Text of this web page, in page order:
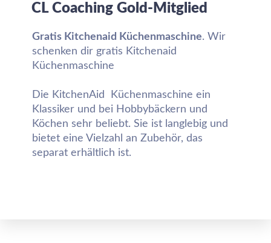
CL Coaching Gold-Mitglied
Gratis Kitchenaid Küchenmaschine. Wir
schenken dir gratis Kitchenaid
Küchenmaschine
Die KitchenAid Küchenmaschine ein
Klassiker und bei Hobbybäckern und
Köchen sehr beliebt. Sie ist langlebig und
bietet eine Vielzahl an Zubehör, das
separat erhältlich ist.